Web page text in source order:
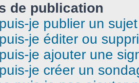
de publication
je publier un
je éditer ou
je ajouter une
je créer un